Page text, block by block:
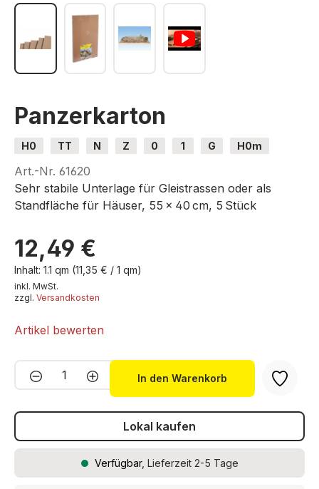
Panzerkarton
H0 TT N Z 0 1 G
H0m
H0e
Art.-Nr. 61620
Sehr stabile Unterlage für Gleistrassen oder als
Standfläche für Häuser, 55 x 40 cm, 5 Stück
12,49 €
Inhalt: 1.1 qm (11,35 € / 1 qm)
inkl. MwSt.
zzgl. Versandkosten
Artikel bewerten
Produkt Anzahl: Gib den
In den Warenkorb
Lokal kaufen
Verfügbar, Lieferzeit 2-5 Tage